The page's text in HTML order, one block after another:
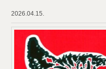
2026.04.15.